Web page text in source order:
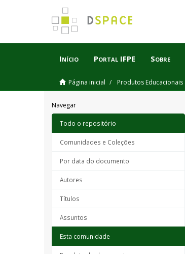
Início Portal IFPE Sobre
Página inicial Produtos Educacionais
Navegar
Todo o repositório
Comunidades e Coleções
Por data do documento
Autores
Títulos
Assuntos
Esta comunidade